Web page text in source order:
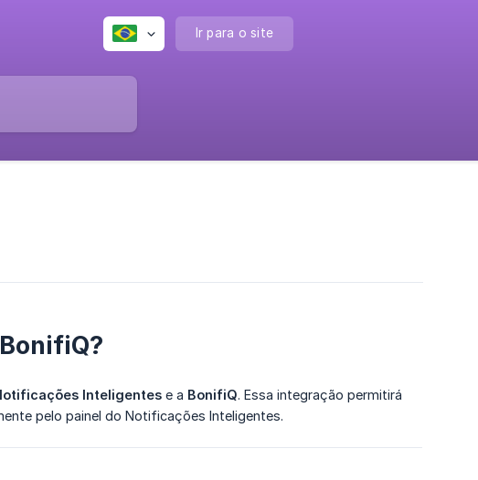
Ir para o site
Inteligentes e a BonifiQ. Essa integração permitirá
pelo painel do Notificações Inteligentes.